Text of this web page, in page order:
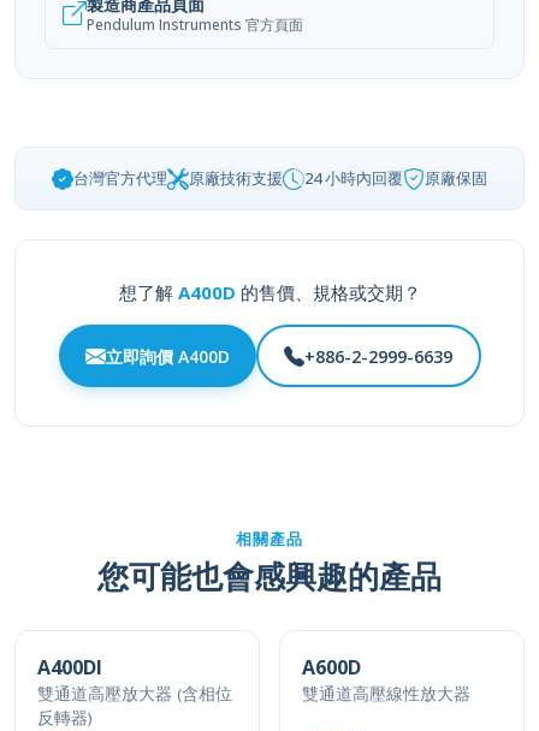
製造商產品頁面
Pendulum Instruments 官方頁面
台灣官方代理 原廠技術支援 24 小時內回覆 原廠保固
想了解 A400D 的售價、規格或交期？
立即詢價 A400D +886-2-2999-6639
相關產品
您可能也會感興趣的產品
A400DI
雙通道高壓放大器 (含相位
反轉器)
A600D
雙通道高壓線性放大器